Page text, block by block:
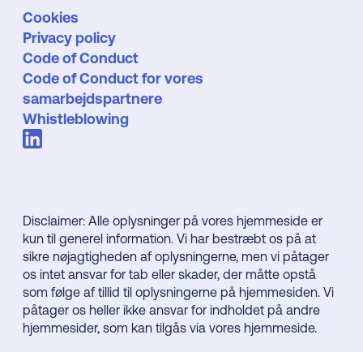
Cookies
Privacy policy
Code of Conduct
Code of Conduct for vores
samarbejdspartnere
Whistleblowing
Disclaimer: Alle oplysninger på vores hjemmeside er
kun til generel information. Vi har bestræbt os på at
sikre nøjagtigheden af oplysningerne, men vi påtager
os intet ansvar for tab eller skader, der måtte opstå
som følge af tillid til oplysningerne på hjemmesiden. Vi
påtager os heller ikke ansvar for indholdet på andre
hjemmesider, som kan tilgås via vores hjemmeside.